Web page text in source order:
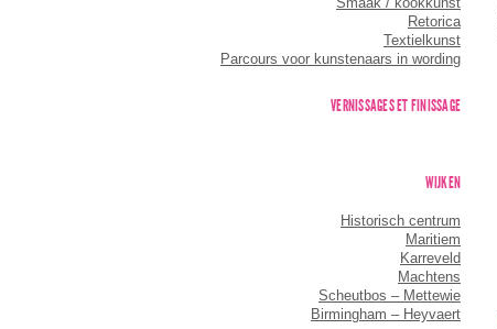
Retorica
Textielkunst
Parcours voor kunstenaars in wording
VERNISSAGES ET FINISSAGE
WIJKEN
Historisch centrum
Maritiem
Karreveld
Machtens
Scheutbos – Mettewie
Birmingham – Heyvaert